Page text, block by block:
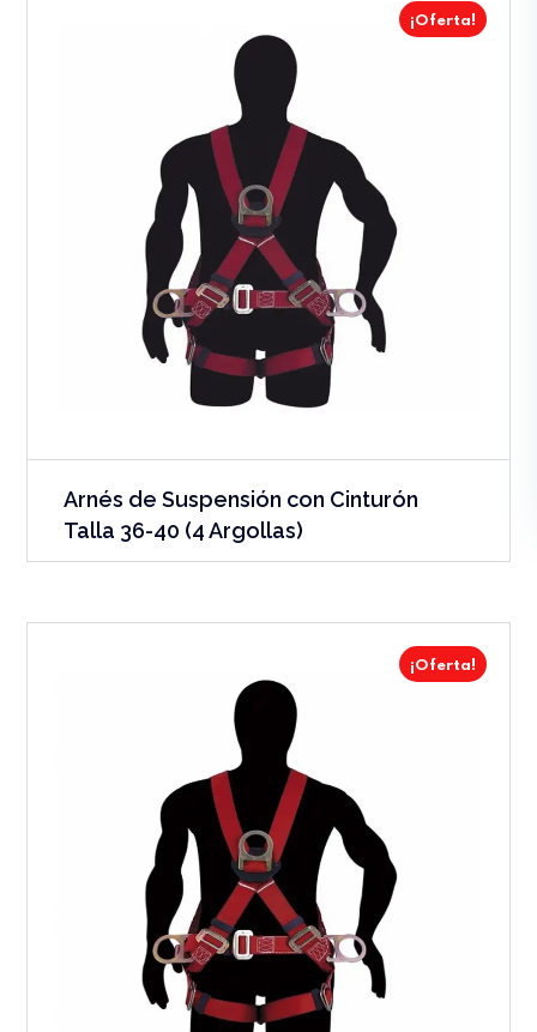
¡Oferta!
Arnés de Suspensión con Cinturón
Talla 36-40 (4 Argollas)
¡Oferta!